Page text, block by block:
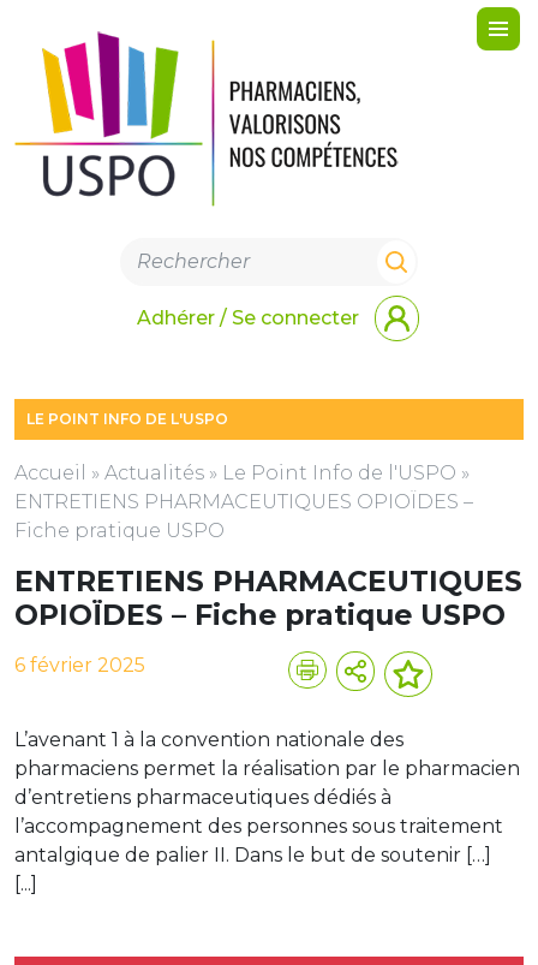
Adhérer / Se connecter
LE POINT INFO DE L'USPO
Accueil » Actualités » Le Point Info de l'USPO »
ENTRETIENS PHARMACEUTIQUES OPIOÏDES –
Fiche pratique USPO
ENTRETIENS PHARMACEUTIQUES
OPIOÏDES – Fiche pratique USPO
6 février 2025
L’avenant 1 à la convention nationale des
pharmaciens permet la réalisation par le pharmacien
d’entretiens pharmaceutiques dédiés à
l’accompagnement des personnes sous traitement
antalgique de palier II. Dans le but de soutenir […]
[...]